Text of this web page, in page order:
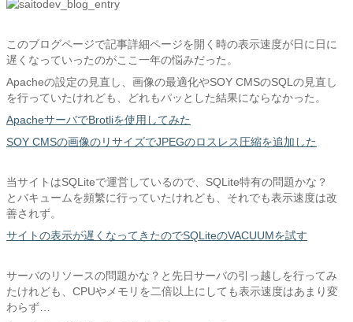
このブログページで記事詳細ページを開く時の表示速度が日に日に
遅くなっていったのがここ一年の悩みだった。
Apacheの設定の見直し、画像の最適化やSOY CMSのSQLの見直し
を行っていたけれども、どれもパッとした結果にならなかった。
ApacheサーバでBrotliを使用してみた
SOY CMSの画像のリサイズでJPEGのロスレス圧縮を追加した
当サイトはSQLiteで運営しているので、SQLite特有の問題かな？
とバキュームを頻繁に行っていたけれども、それでも表示速度は改
善されず。
サイトの表示が遅くなってきたのでSQLiteのVACUUMを試す
サーバのリソースの問題かな？と先日サーバの引っ越しを行ってみ
たけれども、CPUやメモリを二倍以上にしても表示速度はあまり変
わらず…